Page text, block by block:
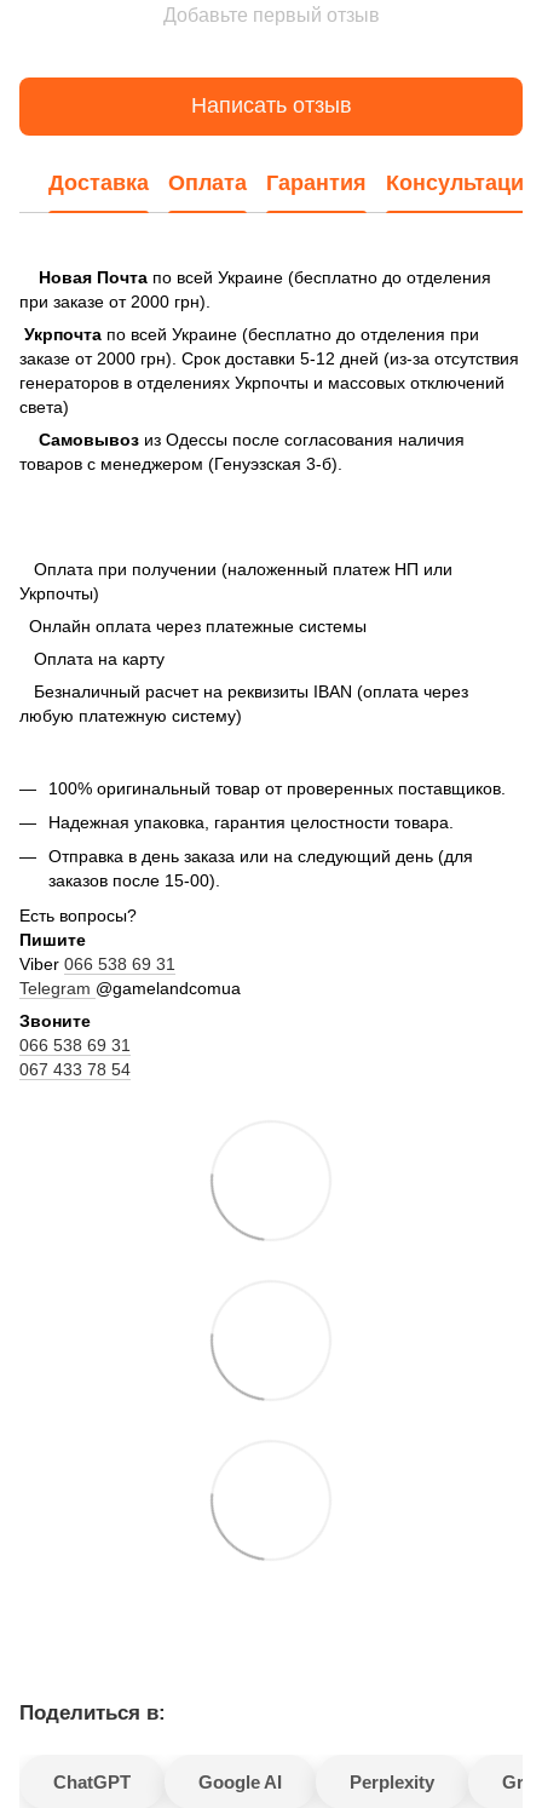
Добавьте первый отзыв
Написать отзыв
Доставка Оплата Гарантия Консультация
Новая Почта по всей Украине (бесплатно до отделения
при заказе от 2000 грн).
Укрпочта по всей Украине (бесплатно до отделения при
заказе от 2000 грн). Срок доставки 5-12 дней (из-за отсутствия
генераторов в отделениях Укрпочты и массовых отключений
света)
Самовывоз из Одессы после согласования наличия
товаров с менеджером (Генуэзская 3-б).
Оплата при получении (наложенный платеж НП или
Укрпочты)
Онлайн оплата через платежные системы
Оплата на карту
Безналичный расчет на реквизиты IBAN (оплата через
любую платежную систему)
100% оригинальный товар от проверенных поставщиков.
Надежная упаковка, гарантия целостности товара.
Отправка в день заказа или на следующий день (для
заказов после 15-00).
Есть вопросы?
Пишите
Viber 066 538 69 31
Telegram @gamelandcomua
Звоните
066 538 69 31
067 433 78 54
Поделиться в:
ChatGPT Google AI Perplexity